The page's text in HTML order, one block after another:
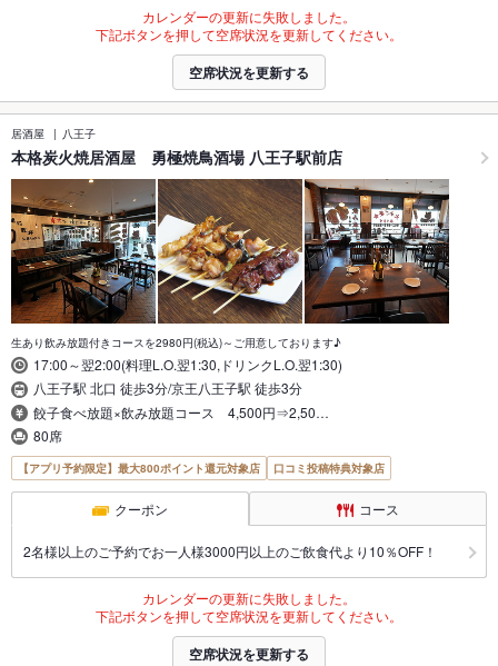
カレンダーの更新に失敗しました。
下記ボタンを押して空席状況を更新してください。
空席状況を更新する
居酒屋 八王子
本格炭火焼居酒屋 勇極焼鳥酒場 八王子駅前店
生あり飲み放題付きコースを2980円(税込)～ご用意しております♪
17:00～翌2:00(料理L.O.翌1:30,ドリンクL.O.翌1:30)
八王子駅 北口 徒歩3分/京王八王子駅 徒歩3分
餃子食べ放題×飲み放題コース 4,500円⇒2,50…
80席
【アプリ予約限定】最大800ポイント還元対象店 口コミ投稿特典対象店
クーポン コース
2名様以上のご予約でお一人様3000円以上のご飲食代より10％OFF！
カレンダーの更新に失敗しました。
下記ボタンを押して空席状況を更新してください。
空席状況を更新する